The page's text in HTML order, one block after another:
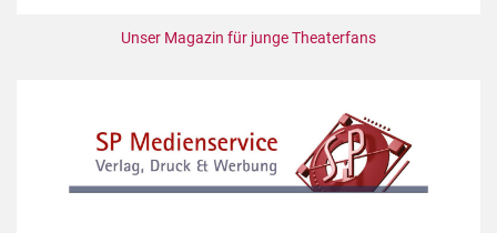
Unser Magazin für junge Theaterfans